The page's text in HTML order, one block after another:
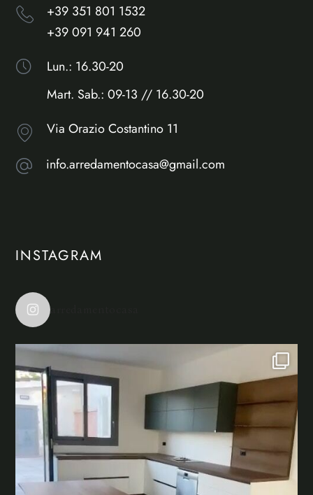
+39 351 801 1532
+39 091 941 260
Lun.: 16.30-20
Mart. Sab.: 09-13 // 16.30-20
Via Orazio Costantino 11
info.arredamentocasa@gmail.com
INSTAGRAM